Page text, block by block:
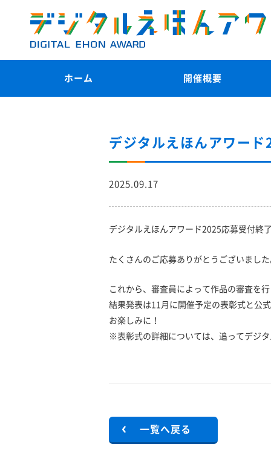
ホーム 開催概要
デジタルえほんアワー
2025.09.17
デジタルえほんアワード2025応募受付終
たくさんのご応募ありがとうございまし
これから、審査員によって作品の審査を
結果発表は11月に開催予定の表彰式と公
お楽しみに！
※表彰式の詳細については、追ってデジ
一覧へ戻る